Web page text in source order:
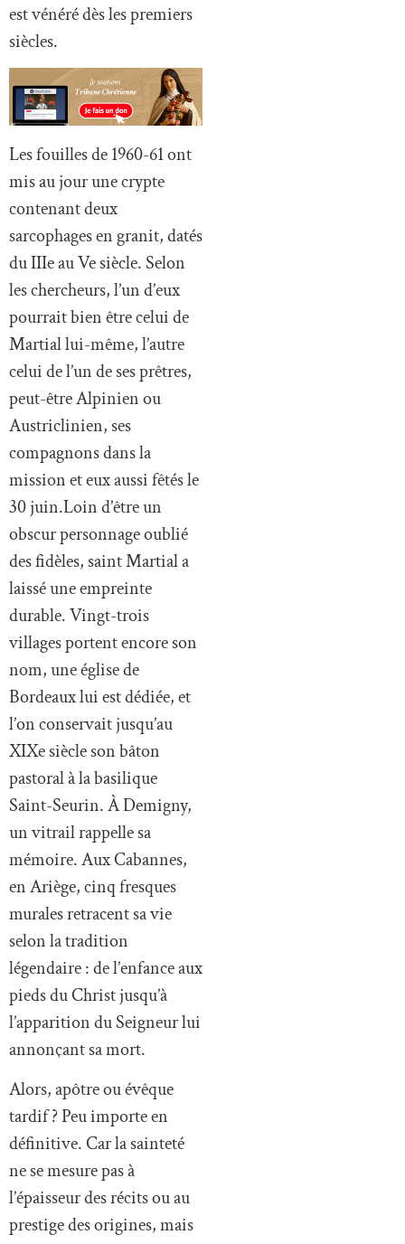
est vénéré dès les premiers
siècles.
Les fouilles de 1960-61 ont
mis au jour une crypte
contenant deux
sarcophages en granit, datés
du IIIe au Ve siècle. Selon
les chercheurs, l’un d’eux
pourrait bien être celui de
Martial lui-même, l’autre
celui de l’un de ses prêtres,
peut-être Alpinien ou
Austriclinien, ses
compagnons dans la
mission et eux aussi fêtés le
30 juin.Loin d’être un
obscur personnage oublié
des fidèles, saint Martial a
laissé une empreinte
durable. Vingt-trois
villages portent encore son
nom, une église de
Bordeaux lui est dédiée, et
l’on conservait jusqu’au
XIXe siècle son bâton
pastoral à la basilique
Saint-Seurin. À Demigny,
un vitrail rappelle sa
mémoire. Aux Cabannes,
en Ariège, cinq fresques
murales retracent sa vie
selon la tradition
légendaire : de l’enfance aux
pieds du Christ jusqu’à
l’apparition du Seigneur lui
annonçant sa mort.
Alors, apôtre ou évêque
tardif ? Peu importe en
définitive. Car la sainteté
ne se mesure pas à
l’épaisseur des récits ou au
prestige des origines, mais